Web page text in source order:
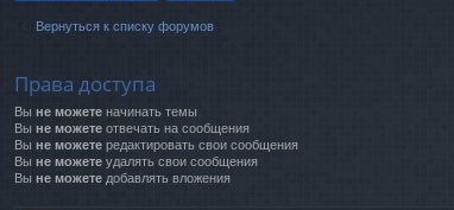
Вернуться к списку форумов
Права доступа
Вы не можете начинать темы
Вы не можете отвечать на сообщения
Вы не можете редактировать свои сообщения
Вы не можете удалять свои сообщения
Вы не можете добавлять вложения